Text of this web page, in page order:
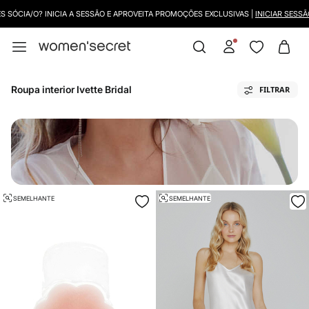
DEVOLUÇÕES GRÁTIS NA LOJA E COM RECOLHA AO DOMICILIO
Roupa interior Ivette Bridal FILTRAR
SEMELHANTE SEMELHANTE